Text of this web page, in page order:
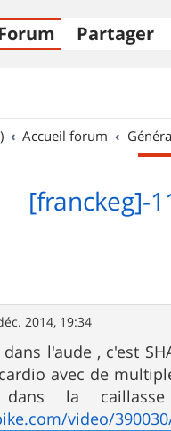
Partager
Accueil forum
[franckeg]-
2014, 19:34
l'aude , c'est
avec de
la
video/